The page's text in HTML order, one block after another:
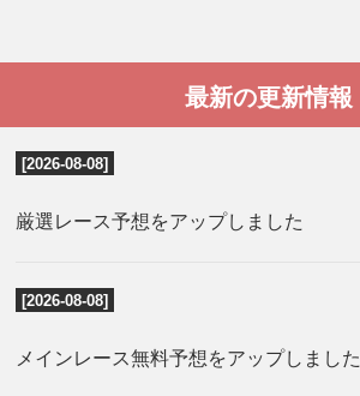
最新の更新情報
[2026-08-08]
厳選レース予想をアップしました
[2026-08-08]
メインレース無料予想をアップしました